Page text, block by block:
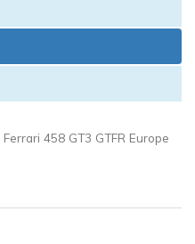
Ferrari 458 GT3 GTFR Europe